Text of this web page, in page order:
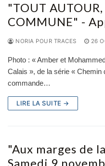
"TOUT
COMMUNE" -
NORIA POUR TRACES 26
Photo : « Amber et
Calais », de la série «
commande…
LIRE LA SUITE →
"Aux marges de
Samedi 9